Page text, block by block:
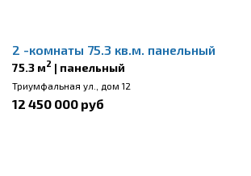
2 -комнаты 75.3 кв.м. панельный
75.3 м2 | панельный
Триумфальная ул., дом 12
12 450 000 руб